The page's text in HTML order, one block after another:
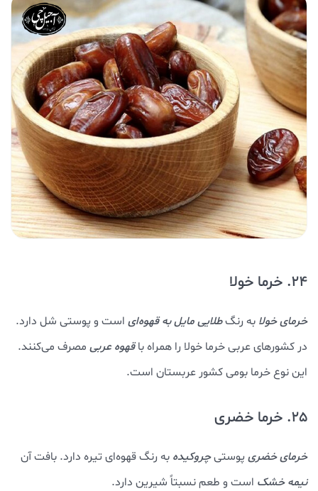
24. خرما خولا
خرمای خولا به رنگطلایی مایل به قهوه‌ای است و پوستی شل دارد.
در کشورهای عربی خرما خولا را همراه باقهوه عربی مصرف می‌کنند.
این نوع خرما بومی کشور عربستان است.
25. خرما خضری
خرمای خضری پوستیچروکیده به رنگ قهوه‌ای تیره دارد. بافت آن
نیمه خشک است و طعم نسبتاً شیرین دارد.